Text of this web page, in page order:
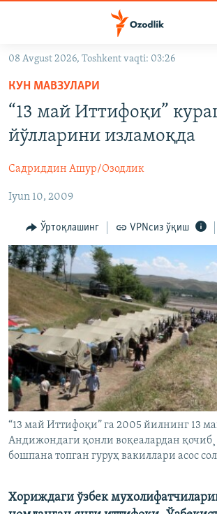
Асосий
навигацияга
ўтинг
Қидиришга
OZODVIDEO
На русском
ИЖТИМОИЙ ТАРМОҚЛАР
Озодлик бошқа тилларда
08 Avgust 2026, Toshkent vaqti: 03:26
КУН МАВЗУЛАРИ
“13 май Иттифоқи”
йўлларини изламоқда
Садриддин Ашур/Озодлик
Iyun 10, 2009
Ўртоқлашинг VPNсиз ўқиш
“13 май Иттифоқи” га 2005 йилнинг 13
Андижондаги қонли воқеалардан
бошпана топган гуруҳ вакиллари асос
Хориждаги ўзбек